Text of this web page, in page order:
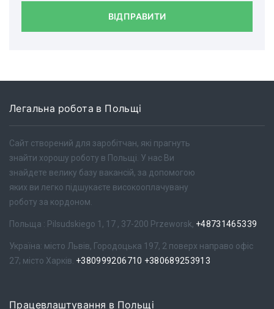
ВІДПРАВИТИ
Легальна робота в Польщі
Сайт створений для заробітчан, які прагнуть
знайти хорошу роботу в Польщі. У нас Ви
знайдете велику базу вакансій, за допомогою
яких ви легко підшукаєте високооплачувану
роботу за кордоном.
Польща : Pilsudskiego 1, 17 , 37-200 Przeworsk, +48731465339
Україна: місто Львів, Городоцька 197, 2 поверх направо офіс
27; місто Харків. +380999206710 +380689253913
Працевлаштування в Польщі